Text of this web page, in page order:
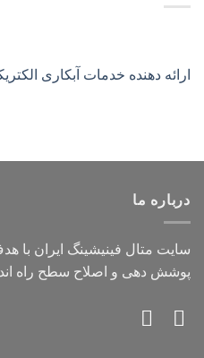
ارائه دهنده خدمات آبکاری
درباره ما
سایت متال فینیشینگ ایران با
پوشش دهی و اصلاح سطح راه